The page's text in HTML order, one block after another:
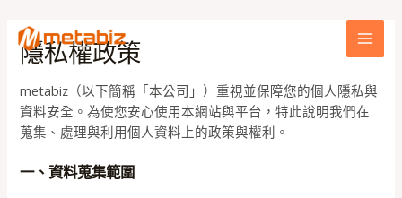
隱私權政策
metabiz（以下簡稱「本公司」）重視並保障您的個人隱私與
資料安全。為使您安心使用本網站與平台，特此說明我們在
蒐集、處理與利用個人資料上的政策與權利。
一、資料蒐集範圍